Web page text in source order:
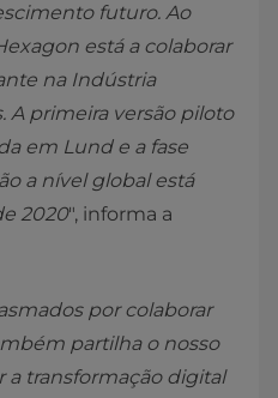
futuro. Ao
está a colaborar
na Indústria
A primeira versão piloto
em Lund e a fase
a nível global está
2020", informa a
por colaborar
partilha o nosso
a transformação digital